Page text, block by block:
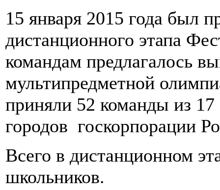
15 января 2015 года был
дистанционного этапа
командам предлагалось
мультипредметной
приняли 52 команды из 17
городов госкорпорации
Всего в дистанционном
школьников.